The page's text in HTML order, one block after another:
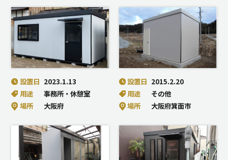
設置日 2023.1.13
用途
事務所・休憩室
場所
大阪府
設置日 2015.2.20
用途
その他
場所
大阪府箕面市